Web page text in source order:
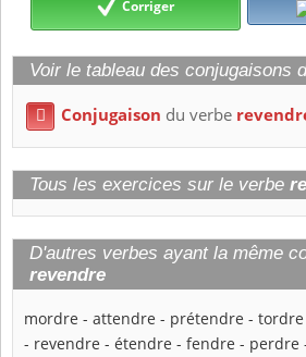
Corriger
Voir le tableau des conjugaisons
 Conjugaison du verbe
Tous les exercices sur le verbe
D'autres verbes ayant la même
revendre
mordre - attendre - prétendre - tordre
- revendre - étendre - fendre - perdre